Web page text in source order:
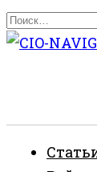
Перейти
к
Search
for: